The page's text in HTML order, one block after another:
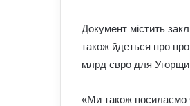
Документ містить
також йдеться про
млрд євро для
«Ми також посилаємо